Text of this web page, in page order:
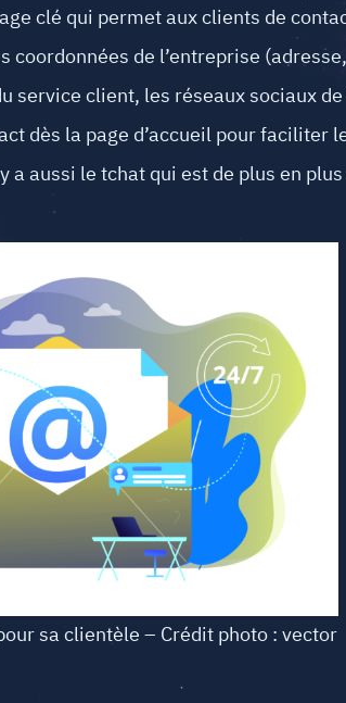
clé qui permet aux clients de
de l’entreprise
service client, les réseaux sociaux
dès la page d’accueil pour
a aussi le tchat qui est de plus en
sa clientèle – Crédit photo : vector